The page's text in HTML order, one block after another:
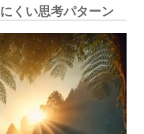
くい思考パターン